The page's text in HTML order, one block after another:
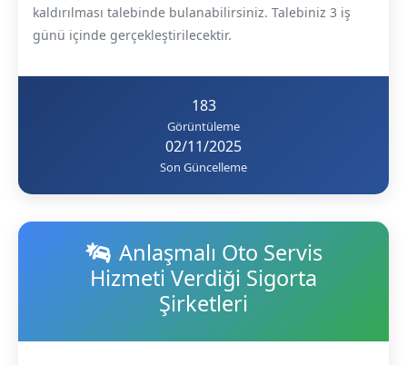
kaldırılması talebinde bulanabilirsiniz. Talebiniz 3 iş
günü içinde gerçekleştirilecektir.
183
Görüntüleme
02/11/2025
Son Güncelleme
Anlaşmalı Oto Servis
Hizmeti Verdiği Sigorta
Şirketleri